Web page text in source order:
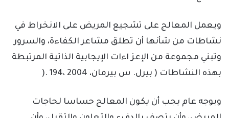
ويعمل المعالج على تشجيع المريض على الانخراط في
نشاطات من شأنها أن تطلق مشاعر الكفاءة، والسرور
وتبني مجموعة من الإعز اءات الإيجابية الذاتية المرتبطة
بهذه النشاطات ( بيرل. س بيرمان، 2004 ،194 .(
وبوجه عام يجب أن يكون المعالج حساسا لحاجات